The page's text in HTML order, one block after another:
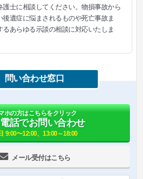
護士に相談してください。物損事故から
後遺症に悩まされるものや死亡事故ま
るあらゆる示談の相談に対応いたしま
問い合わせ窓口
メール受付はこちら
ホの方はこちらをクリック
電話でお問い合わせ
9:00〜12:00、13:00～18:00